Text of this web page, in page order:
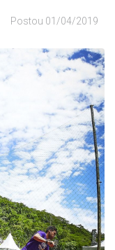
Postou 01/04/2019